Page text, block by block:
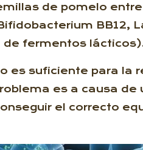
de pomelo
BB12,
de fermentos
es suficiente para la
es a causa
el correcto